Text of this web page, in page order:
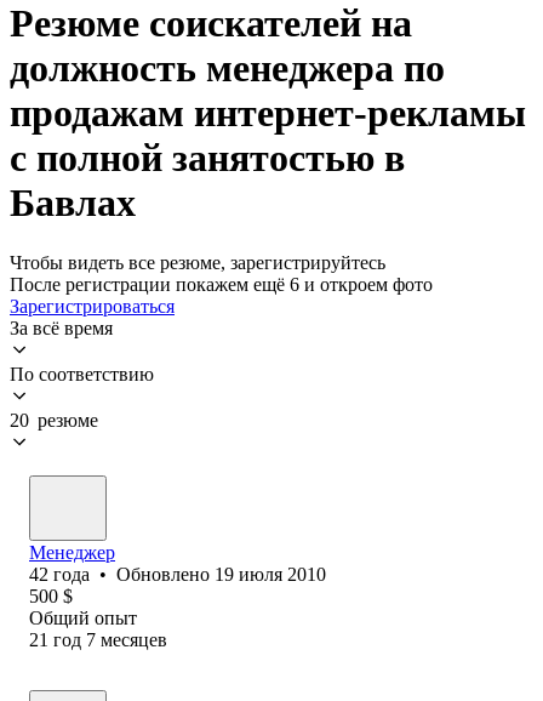
Резюме соискателей на
должность менеджера по
продажам интернет-рекламы
с полной занятостью в
Бавлах
Чтобы видеть все резюме, зарегистрируйтесь
После регистрации покажем ещё 6 и откроем фото
Зарегистрироваться
За всё время
По соответствию
20 резюме
Менеджер
42 года • Обновлено 19 июля 2010
500 $
Общий опыт
21 год 7 месяцев